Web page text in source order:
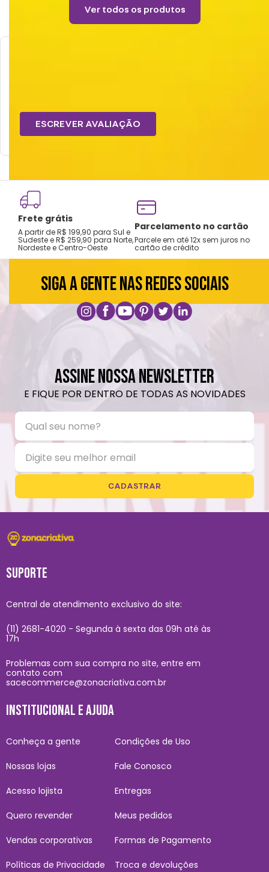
Quadril: 50cm/ 52cm/ 55cm/ 57cm
Não alvejar
Temperatura máxima 110°C (sem vapor)
Temperatura máxima de lavagem de 30°C
Limpeza suave.
Ver todos os produtos
ESCREVER AVALIAÇÃO
Frete grátis
A partir de R$ 199,90 para Sul e
Sudeste e R$ 259,90 para Norte,
Nordeste e Centro-Oeste
Parcelamento no cartão
Parcele em até 12x sem juros no
cartão de crédito
SIGA A GENTE NAS REDES SOCIAIS
ASSINE NOSSA NEWSLETTER
E FIQUE POR DENTRO DE TODAS AS NOVIDADES
CADASTRAR
SUPORTE
Central de atendimento exclusivo do site:
(11) 2681-4020 - Segunda à sexta das 09h até às
17h
Problemas com sua compra no site, entre em
contato com
sacecommerce@zonacriativa.com.br
INSTITUCIONAL E AJUDA
Conheça a gente
Nossas lojas
Acesso lojista
Quero revender
Vendas corporativas
Políticas de Privacidade
Condições de Uso
Fale Conosco
Entregas
Meus pedidos
Formas de Pagamento
Troca e devoluções